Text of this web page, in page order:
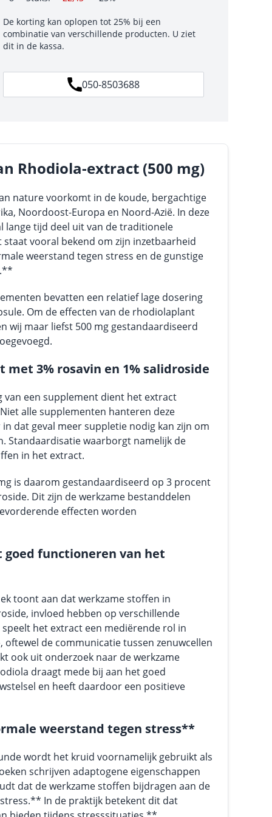
De korting kan oplopen tot 25% bij een
combinatie van verschillende producten. U ziet
dit in de kassa.
050-8503688
Rhodiola-extract (500 mg)
nature voorkomt in de koude, bergachtige
Noordoost-Europa en Noord-Azië. In deze
lange tijd deel uit van de traditionele
staat vooral bekend om zijn inzetbaarheid
weerstand tegen stress en de gunstige
bevatten een relatief lage dosering
Om de effecten van de rhodiolaplant
wij maar liefst 500 mg gestandaardiseerd
met 3% rosavin en 1% salidroside
van een supplement dient het extract
alle supplementen hanteren deze
dat geval meer suppletie nodig kan zijn om
Standaardisatie waarborgt namelijk de
in het extract.
is daarom gestandaardiseerd op 3 procent
Dit zijn de werkzame bestanddelen
effecten worden
goed functioneren van het
toont aan dat werkzame stoffen in
invloed hebben op verschillende
het extract een mediërende rol in
de communicatie tussen zenuwcellen
ook uit onderzoek naar de werkzame
draagt mede bij aan het goed
en heeft daardoor een positieve
weerstand tegen stress**
wordt het kruid voornamelijk gebruikt als
schrijven adaptogene eigenschappen
dat de werkzame stoffen bijdragen aan de
In de praktijk betekent dit dat